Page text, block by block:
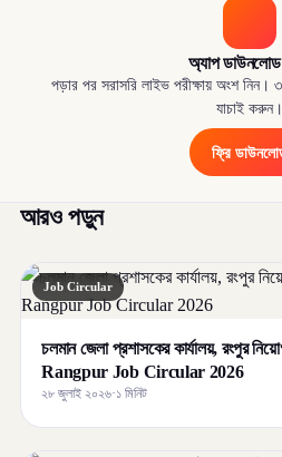
অ্যাপ
পড়ার পর সরাসরি লাইভ পরীক্ষায় অংশ নিন।
যাচাই করুন।
ফ্রি
আরও পড়ুন
Job Circular
চলমান জেলা প্রশাসকের কার্যালয়, রংপুর
Rangpur Job Circular 2026
২৮ জুলাই ২০২৬·১ মিনিট